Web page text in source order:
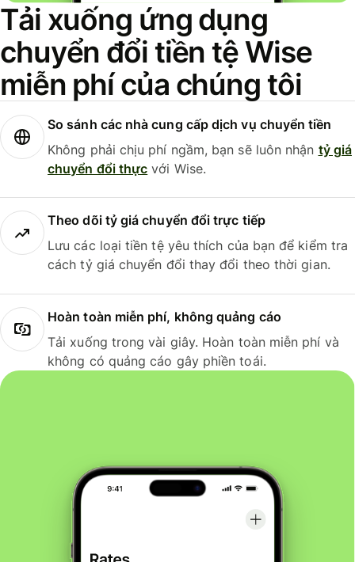
Tải xuống ứng dụng
chuyển đổi tiền tệ Wise
miễn phí của chúng tôi
So sánh các nhà cung cấp dịch vụ chuyển tiền
Không phải chịu phí ngầm, bạn sẽ luôn nhận tỷ giá
chuyển đổi thực với Wise.
Theo dõi tỷ giá chuyển đổi trực tiếp
Lưu các loại tiền tệ yêu thích của bạn để kiểm tra
cách tỷ giá chuyển đổi thay đổi theo thời gian.
Hoàn toàn miễn phí, không quảng cáo
Tải xuống trong vài giây. Hoàn toàn miễn phí và
không có quảng cáo gây phiền toái.